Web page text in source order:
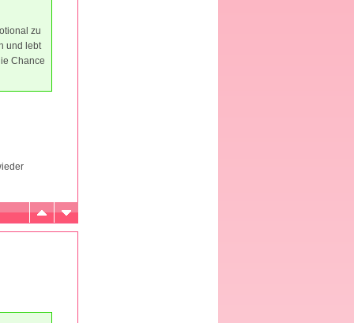
zu
und lebt
Chance